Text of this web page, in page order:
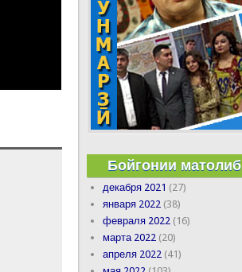
Бойгонии матолиб
декабря 2021 (27)
января 2022 (38)
февраля 2022 (16)
марта 2022 (20)
апреля 2022 (41)